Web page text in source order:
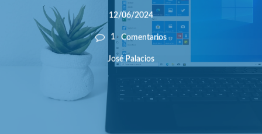
12/06/2024
1 Comentarios
José Palacios